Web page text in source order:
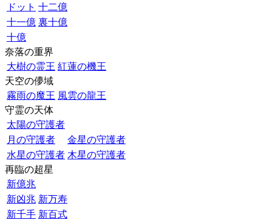
ドット 十二億
十一億 裏十億
十億
奈落の重界
大樹の霊王 紅蓮の機王
天空の儚域
霧雨の魔王 風雲の龍王
守霊の天体
太陽の守護者
月の守護者
金星の守護者
水星の守護者 木星の守護者
再臨の超星
新億兆
新凶兆 新万寿
新千手 新百式